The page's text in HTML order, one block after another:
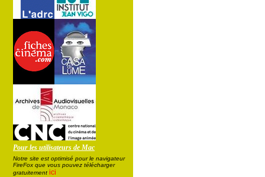
Pour les utilisateurs de Mac
Notre site est optimisé pour le navigateur
FireFox que vous pouvez télécharger
gratuitement ici